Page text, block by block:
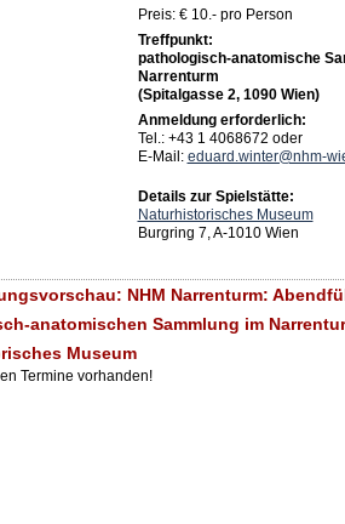
Preis: € 10.- pro Person
Treffpunkt:
pathologisch-anatomische
Narrenturm
(Spitalgasse 2, 1090 Wien)
Anmeldung erforderlich:
Tel.: +43 1 4068672 oder
E-Mail: eduard.winter@nhm-
Details zur Spielstätte:
Naturhistorisches Museum
Burgring 7, A-1010 Wien
NHM Narrenturm:
anatomischen Sammlung im
Museum
Termine vorhanden!